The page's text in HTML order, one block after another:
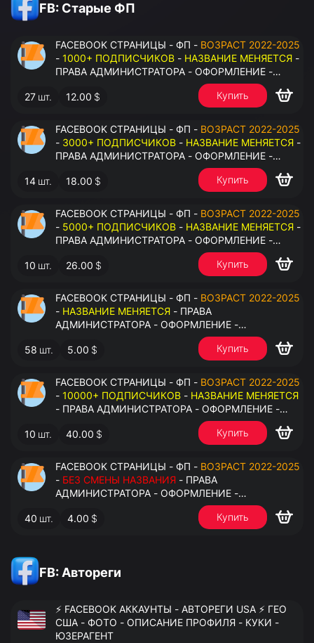
FB: Старые ФП
FACEBOOK СТРАНИЦЫ - ФП - ВОЗРАСТ 2022-2025
- 1000+ ПОДПИСЧИКОВ - НАЗВАНИЕ МЕНЯЕТСЯ -
ПРАВА АДМИНИСТРАТОРА - ОФОРМЛЕНИЕ -
ЗАПОЛНЕННАЯ ИНФОРМАЦИЯ - ПОД ВСЕ ГЕО
27 шт. 12.00 $ Купить
FACEBOOK СТРАНИЦЫ - ФП - ВОЗРАСТ 2022-2025
- 3000+ ПОДПИСЧИКОВ - НАЗВАНИЕ МЕНЯЕТСЯ -
ПРАВА АДМИНИСТРАТОРА - ОФОРМЛЕНИЕ -
ЗАПОЛНЕННАЯ ИНФОРМАЦИЯ - ПОД ВСЕ ГЕО
14 шт. 18.00 $ Купить
FACEBOOK СТРАНИЦЫ - ФП - ВОЗРАСТ 2022-2025
- 5000+ ПОДПИСЧИКОВ - НАЗВАНИЕ МЕНЯЕТСЯ -
ПРАВА АДМИНИСТРАТОРА - ОФОРМЛЕНИЕ -
ЗАПОЛНЕННАЯ ИНФОРМАЦИЯ - ПОД ВСЕ ГЕО
10 шт. 26.00 $ Купить
FACEBOOK СТРАНИЦЫ - ФП - ВОЗРАСТ 2022-2025
- НАЗВАНИЕ МЕНЯЕТСЯ - ПРАВА
АДМИНИСТРАТОРА - ОФОРМЛЕНИЕ -
ЗАПОЛНЕННАЯ ИНФОРМАЦИЯ - ПОД ВСЕ ГЕО
58 шт. 5.00 $ Купить
FACEBOOK СТРАНИЦЫ - ФП - ВОЗРАСТ 2022-2025
- 10000+ ПОДПИСЧИКОВ - НАЗВАНИЕ МЕНЯЕТСЯ
- ПРАВА АДМИНИСТРАТОРА - ОФОРМЛЕНИЕ -
ЗАПОЛНЕННАЯ ИНФОРМАЦИЯ - ПОД ВСЕ ГЕО
10 шт. 40.00 $ Купить
FACEBOOK СТРАНИЦЫ - ФП - ВОЗРАСТ 2022-2025
- БЕЗ СМЕНЫ НАЗВАНИЯ - ПРАВА
АДМИНИСТРАТОРА - ОФОРМЛЕНИЕ -
ЗАПОЛНЕННАЯ ИНФОРМАЦИЯ - ПОД ВСЕ ГЕО
40 шт. 4.00 $ Купить
FB: Автореги
⚡️ FACEBOOK АККАУНТЫ - АВТОРЕГИ USA ⚡️ ГЕО
США - ФОТО - ОПИСАНИЕ ПРОФИЛЯ - КУКИ -
ЮЗЕРАГЕНТ